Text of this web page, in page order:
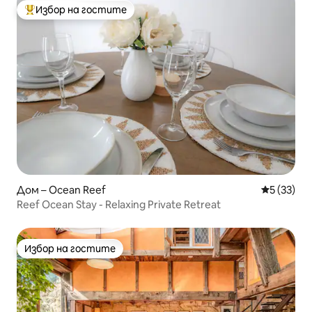
Най-популярен избор на гостите
Избор на гостите
Дом – Ocean Reef Средна
5 (33)
Reef Ocean Stay - Relaxing Private Retreat
Избор на гостите
Избор на гостите